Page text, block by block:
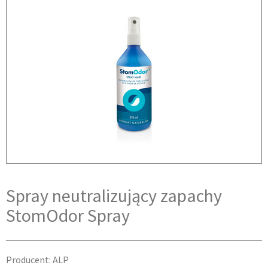
Spray neutralizujący zapachy
StomOdor Spray
Producent: ALP